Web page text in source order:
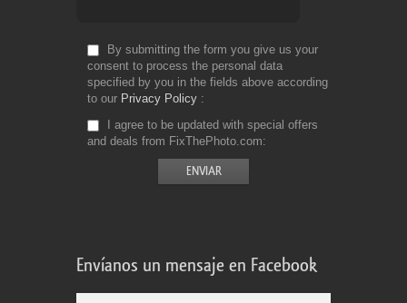
By submitting the form you give us your
consent to process the personal data
specified by you in the fields above according
to our Privacy Policy
I agree to be updated with special offers
and deals from FixThePhoto.com
Envíanos un mensaje en Facebook